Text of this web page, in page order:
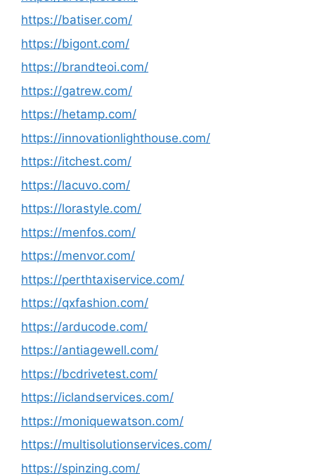
https://batiser.com/
https://bigont.com/
https://brandteoi.com/
https://gatrew.com/
https://hetamp.com/
https://innovationlighthouse.com/
https://itchest.com/
https://lacuvo.com/
https://lorastyle.com/
https://menfos.com/
https://menvor.com/
https://perthtaxiservice.com/
https://qxfashion.com/
https://arducode.com/
https://antiagewell.com/
https://bcdrivetest.com/
https://iclandservices.com/
https://moniquewatson.com/
https://multisolutionservices.com/
https://spinzing.com/